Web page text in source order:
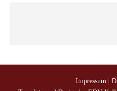
Impressum